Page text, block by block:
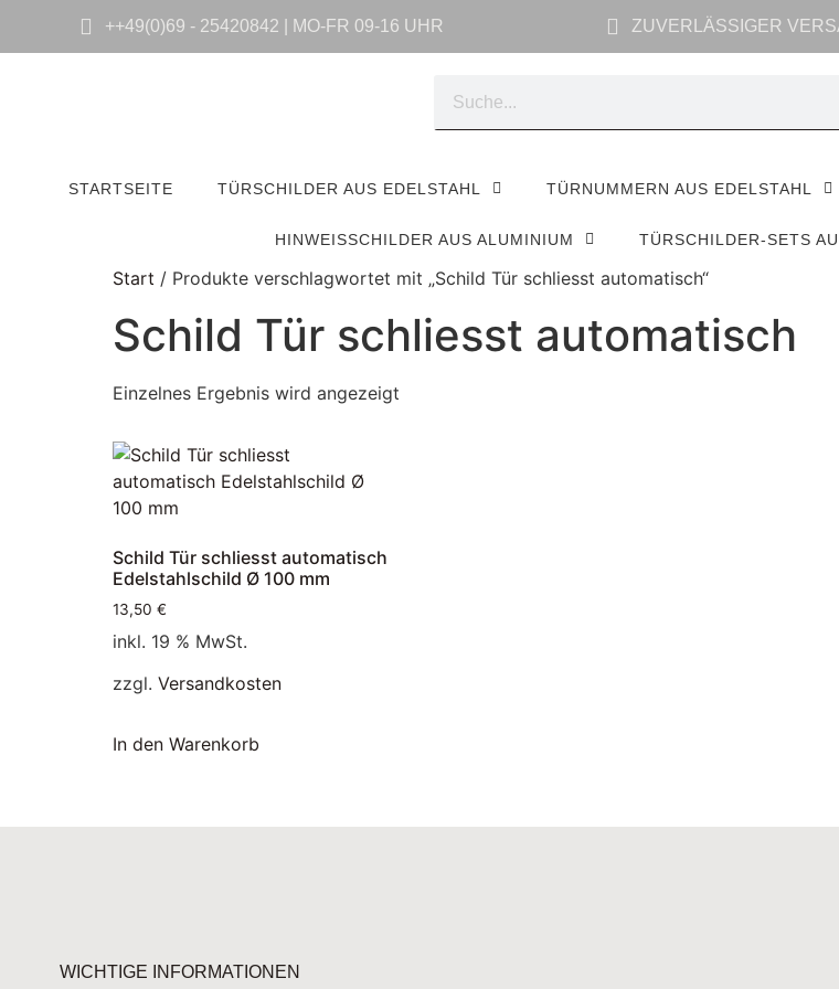
++49(0)69 - 25420842 | MO-FR 09-16 UHR ZUVERLÄSSIGER
STARTSEITE TÜRSCHILDER AUS EDELSTAHL TÜRNUMMERN AUS EDELSTAHL
HINWEISSCHILDER AUS ALUMINIUM TÜRSCHILDER-SETS
Start / Produkte verschlagwortet mit „Schild Tür schliesst automatisch“
Schild Tür schliesst automatisch
Einzelnes Ergebnis wird angezeigt
Schild Tür schliesst automatisch
Edelstahlschild Ø 100 mm
13,50 €
inkl. 19 % MwSt.
zzgl. Versandkosten
In den Warenkorb
WICHTIGE INFORMATIONEN